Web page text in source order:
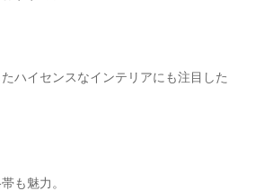
ハイセンスなインテリアにも注目した
も魅力。